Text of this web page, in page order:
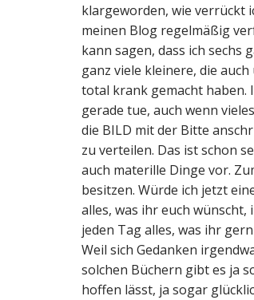
klargeworden, wie verrückt
meinen Blog regelmäßig
kann sagen, dass ich sechs
ganz viele kleinere, die
total krank gemacht haben.
gerade tue, auch wenn
die BILD mit der Bitte
zu verteilen. Das ist schon
auch materille Dinge vor.
besitzen. Würde ich jetzt
alles, was ihr euch
jeden Tag alles, was ihr
Weil sich Gedanken
solchen Büchern gibt es ja
hoffen lässt, ja sogar